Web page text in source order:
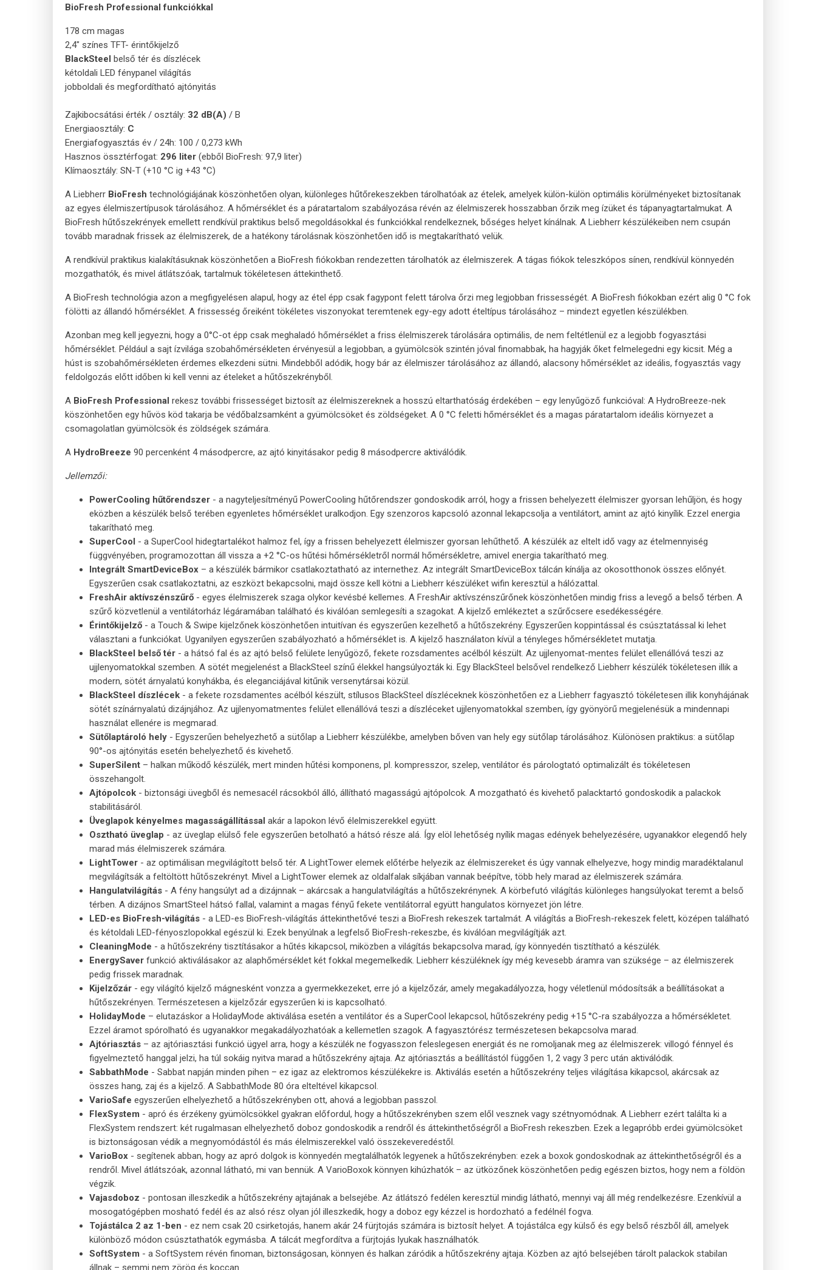
BioFresh Professional funkciókkal
178 cm magas
2,4" színes TFT- érintőkijelző
BlackSteel belső tér és díszlécek
kétoldali LED fénypanel világítás
jobboldali és megfordítható ajtónyitás
Zajkibocsátási érték / osztály: 32 dB(A) / B
Energiaosztály: C
Energiafogyasztás év / 24h: 100 / 0,273 kWh
Hasznos össztérfogat: 296 liter (ebből BioFresh: 97,9 liter)
Klímaosztály: SN-T (+10 °C ig +43 °C)
A Liebherr BioFresh technológiájának köszönhetően olyan, különleges hűtőrekeszekben tárolhatóak az ételek, amelyek külön-külön optimális körülményeket biztosítanak
az egyes élelmiszertípusok tárolásához. A hőmérséklet és a páratartalom szabályozása révén az élelmiszerek hosszabban őrzik meg ízüket és tápanyagtartalmukat. A
BioFresh hűtőszekrények emellett rendkívül praktikus belső megoldásokkal és funkciókkal rendelkeznek, bőséges helyet kínálnak. A Liebherr készülékeiben nem csupán
tovább maradnak frissek az élelmiszerek, de a hatékony tárolásnak köszönhetően idő is megtakarítható velük.
A rendkívül praktikus kialakításuknak köszönhetően a BioFresh fiókokban rendezetten tárolhatók az élelmiszerek. A tágas fiókok teleszkópos sínen, rendkívül könnyedén
mozgathatók, és mivel átlátszóak, tartalmuk tökéletesen áttekinthető.
A BioFresh technológia azon a megfigyelésen alapul, hogy az étel épp csak fagypont felett tárolva őrzi meg legjobban frissességét. A BioFresh fiókokban ezért alig 0 °C fok
fölötti az állandó hőmérséklet. A frissesség őreiként tökéletes viszonyokat teremtenek egy-egy adott ételtípus tárolásához – mindezt egyetlen készülékben.
Azonban meg kell jegyezni, hogy a 0°C-ot épp csak meghaladó hőmérséklet a friss élelmiszerek tárolására optimális, de nem feltétlenül ez a legjobb fogyasztási
hőmérséklet. Például a sajt ízvilága szobahőmérsékleten érvényesül a legjobban, a gyümölcsök szintén jóval finomabbak, ha hagyják őket felmelegedni egy kicsit. Még a
húst is szobahőmérsékleten érdemes elkezdeni sütni. Mindebből adódik, hogy bár az élelmiszer tárolásához az állandó, alacsony hőmérséklet az ideális, fogyasztás vagy
feldolgozás előtt időben ki kell venni az ételeket a hűtőszekrényből.
A BioFresh Professional rekesz további frissességet biztosít az élelmiszereknek a hosszú eltarthatóság érdekében – egy lenyűgöző funkcióval: A HydroBreeze-nek
köszönhetően egy hűvös köd takarja be védőbalzsamként a gyümölcsöket és zöldségeket. A 0 °C feletti hőmérséklet és a magas páratartalom ideális környezet a
csomagolatlan gyümölcsök és zöldségek számára.
A HydroBreeze 90 percenként 4 másodpercre, az ajtó kinyitásakor pedig 8 másodpercre aktiválódik.
Jellemzői:
PowerCooling hűtőrendszer - a nagyteljesítményű PowerCooling hűtőrendszer gondoskodik arról, hogy a frissen behelyezett élelmiszer gyorsan lehűljön, és hogy
eközben a készülék belső terében egyenletes hőmérséklet uralkodjon. Egy szenzoros kapcsoló azonnal lekapcsolja a ventilátort, amint az ajtó kinyílik. Ezzel energia
takarítható meg.
SuperCool - a SuperCool hidegtartalékot halmoz fel, így a frissen behelyezett élelmiszer gyorsan lehűthető. A készülék az eltelt idő vagy az ételmennyiség
függvényében, programozottan áll vissza a +2 °C-os hűtési hőmérsékletről normál hőmérsékletre, amivel energia takarítható meg.
Integrált SmartDeviceBox – a készülék bármikor csatlakoztatható az internethez. Az integrált SmartDeviceBox tálcán kínálja az okosotthonok összes előnyét.
Egyszerűen csak csatlakoztatni, az eszközt bekapcsolni, majd össze kell kötni a Liebherr készüléket wifin keresztül a hálózattal.
FreshAir aktívszénszűrő - egyes élelmiszerek szaga olykor kevésbé kellemes. A FreshAir aktívszénszűrőnek köszönhetően mindig friss a levegő a belső térben. A
szűrő közvetlenül a ventilátorház légáramában található és kiválóan semlegesíti a szagokat. A kijelző emlékeztet a szűrőcsere esedékességére.
Érintőkijelző - a Touch & Swipe kijelzőnek köszönhetően intuitívan és egyszerűen kezelhető a hűtőszekrény. Egyszerűen koppintással és csúsztatással ki lehet
választani a funkciókat. Ugyanilyen egyszerűen szabályozható a hőmérséklet is. A kijelző használaton kívül a tényleges hőmérsékletet mutatja.
BlackSteel belső tér - a hátsó fal és az ajtó belső felülete lenyűgöző, fekete rozsdamentes acélból készült. Az ujjlenyomat-mentes felület ellenállóvá teszi az
ujjlenyomatokkal szemben. A sötét megjelenést a BlackSteel színű élekkel hangsúlyozták ki. Egy BlackSteel belsővel rendelkező Liebherr készülék tökéletesen illik a
modern, sötét árnyalatú konyhákba, és eleganciájával kitűnik versenytársai közül.
BlackSteel díszlécek - a fekete rozsdamentes acélból készült, stílusos BlackSteel díszléceknek köszönhetően ez a Liebherr fagyasztó tökéletesen illik konyhájának
sötét színárnyalatú dizájnjához. Az ujjlenyomatmentes felület ellenállóvá teszi a díszléceket ujjlenyomatokkal szemben, így gyönyörű megjelenésük a mindennapi
használat ellenére is megmarad.
Sütőlaptároló hely - Egyszerűen behelyezhető a sütőlap a Liebherr készülékbe, amelyben bőven van hely egy sütőlap tárolásához. Különösen praktikus: a sütőlap
90°-os ajtónyitás esetén behelyezhető és kivehető.
SuperSilent – halkan működő készülék, mert minden hűtési komponens, pl. kompresszor, szelep, ventilátor és párologtató optimalizált és tökéletesen
összehangolt.
Ajtópolcok - biztonsági üvegből és nemesacél rácsokból álló, állítható magasságú ajtópolcok. A mozgatható és kivehető palacktartó gondoskodik a palackok
stabilitásáról.
Üveglapok kényelmes magasságállítással akár a lapokon lévő élelmiszerekkel együtt.
Osztható üveglap - az üveglap elülső fele egyszerűen betolható a hátsó része alá. Így elöl lehetőség nyílik magas edények behelyezésére, ugyanakkor elegendő hely
marad más élelmiszerek számára.
LightTower - az optimálisan megvilágított belső tér. A LightTower elemek előtérbe helyezik az élelmiszereket és úgy vannak elhelyezve, hogy mindig maradéktalanul
megvilágítsák a feltöltött hűtőszekrényt. Mivel a LightTower elemek az oldalfalak síkjában vannak beépítve, több hely marad az élelmiszerek számára.
Hangulatvilágítás - A fény hangsúlyt ad a dizájnnak – akárcsak a hangulatvilágítás a hűtőszekrénynek. A körbefutó világítás különleges hangsúlyokat teremt a belső
térben. A dizájnos SmartSteel hátsó fallal, valamint a magas fényű fekete ventilátorral együtt hangulatos környezet jön létre.
LED-es BioFresh-világítás - a LED-es BioFresh-világítás áttekinthetővé teszi a BioFresh rekeszek tartalmát. A világítás a BioFresh-rekeszek felett, középen található
és kétoldali LED-fényoszlopokkal egészül ki. Ezek benyúlnak a legfelső BioFresh-rekeszbe, és kiválóan megvilágítják azt.
CleaningMode - a hűtőszekrény tisztításakor a hűtés kikapcsol, miközben a világítás bekapcsolva marad, így könnyedén tisztítható a készülék.
EnergySaver funkció aktiválásakor az alaphőmérséklet két fokkal megemelkedik. Liebherr készüléknek így még kevesebb áramra van szüksége – az élelmiszerek
pedig frissek maradnak.
Kijelzőzár - egy világító kijelző mágnesként vonzza a gyermekkezeket, erre jó a kijelzőzár, amely megakadályozza, hogy véletlenül módosítsák a beállításokat a
hűtőszekrényen. Természetesen a kijelzőzár egyszerűen ki is kapcsolható.
HolidayMode – elutazáskor a HolidayMode aktiválása esetén a ventilátor és a SuperCool lekapcsol, hűtőszekrény pedig +15 °C-ra szabályozza a hőmérsékletet.
Ezzel áramot spórolható és ugyanakkor megakadályozhatóak a kellemetlen szagok. A fagyasztórész természetesen bekapcsolva marad.
Ajtóriasztás – az ajtóriasztási funkció ügyel arra, hogy a készülék ne fogyasszon feleslegesen energiát és ne romoljanak meg az élelmiszerek: villogó fénnyel és
figyelmeztető hanggal jelzi, ha túl sokáig nyitva marad a hűtőszekrény ajtaja. Az ajtóriasztás a beállítástól függően 1, 2 vagy 3 perc után aktiválódik.
SabbathMode - Sabbat napján minden pihen – ez igaz az elektromos készülékekre is. Aktiválás esetén a hűtőszekrény teljes világítása kikapcsol, akárcsak az
összes hang, zaj és a kijelző. A SabbathMode 80 óra elteltével kikapcsol.
VarioSafe egyszerűen elhelyezhető a hűtőszekrényben ott, ahová a legjobban passzol.
FlexSystem - apró és érzékeny gyümölcsökkel gyakran előfordul, hogy a hűtőszekrényben szem elől vesznek vagy szétnyomódnak. A Liebherr ezért találta ki a
FlexSystem rendszert: két rugalmasan elhelyezhető doboz gondoskodik a rendről és áttekinthetőségről a BioFresh rekeszben. Ezek a legapróbb erdei gyümölcsöket
is biztonságosan védik a megnyomódástól és más élelmiszerekkel való összekeveredéstől.
VarioBox - segítenek abban, hogy az apró dolgok is könnyedén megtalálhatók legyenek a hűtőszekrényben: ezek a boxok gondoskodnak az áttekinthetőségről és a
rendről. Mivel átlátszóak, azonnal látható, mi van bennük. A VarioBoxok könnyen kihúzhatók – az ütközőnek köszönhetően pedig egészen biztos, hogy nem a földön
végzik.
Vajasdoboz - pontosan illeszkedik a hűtőszekrény ajtajának a belsejébe. Az átlátszó fedélen keresztül mindig látható, mennyi vaj áll még rendelkezésre. Ezenkívül a
mosogatógépben mosható fedél és az alsó rész olyan jól illeszkedik, hogy a doboz egy kézzel is hordozható a fedélnél fogva.
Tojástálca 2 az 1-ben - ez nem csak 20 csirketojás, hanem akár 24 fürjtojás számára is biztosít helyet. A tojástálca egy külső és egy belső részből áll, amelyek
különböző módon csúsztathatók egymásba. A tálcát megfordítva a fürjtojás lyukak használhatók.
SoftSystem - a SoftSystem révén finoman, biztonságosan, könnyen és halkan záródik a hűtőszekrény ajtaja. Közben az ajtó belsejében tárolt palackok stabilan
állnak – semmi nem zörög és koccan.